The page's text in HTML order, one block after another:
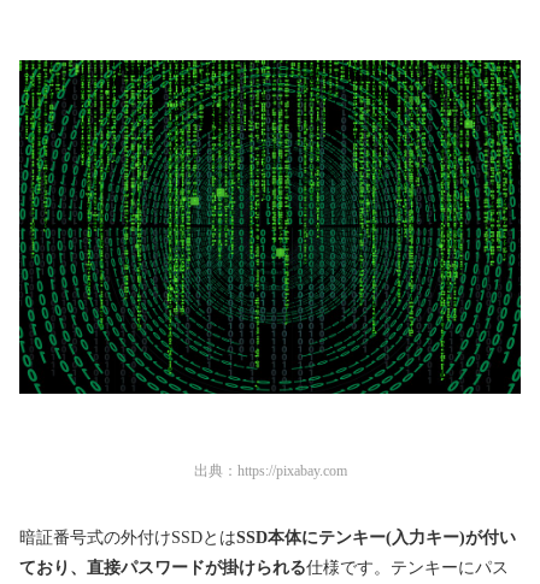
出典： https://pixabay.com
暗証番号式の外付けSSDとはSSD本体にテンキー(入力キー)が付い
ており、直接パスワードが掛けられる仕様です。テンキーにパス